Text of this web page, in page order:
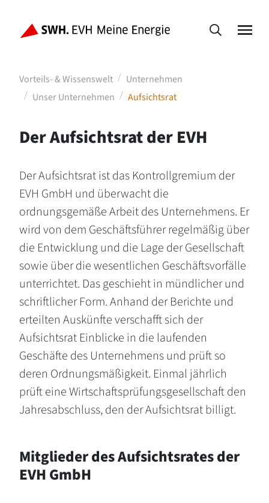
Vorteils- & Wissenswelt
Unternehmen
Unser Unternehmen
Aufsichtsrat
Der Aufsichtsrat der EVH
Der Aufsichtsrat ist das Kontrollgremium der
EVH GmbH und überwacht die
ordnungsgemäße Arbeit des Unternehmens. Er
wird von dem Geschäftsführer regelmäßig über
die Entwicklung und die Lage der Gesellschaft
sowie über die wesentlichen Geschäftsvorfälle
unterrichtet. Das geschieht in mündlicher und
schriftlicher Form. Anhand der Berichte und
erteilten Auskünfte verschafft sich der
Aufsichtsrat Einblicke in die laufenden
Geschäfte des Unternehmens und prüft so
deren Ordnungsmäßigkeit. Einmal jährlich
prüft eine Wirtschaftsprüfungsgesellschaft den
Jahresabschluss, den der Aufsichtsrat billigt.
Mitglieder des Aufsichtsrates der
EVH GmbH